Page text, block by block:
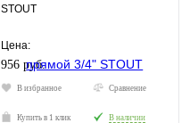
STOUT
Цена:
956 руб.
В избранное Сравнение
Купить в 1 клик В наличии